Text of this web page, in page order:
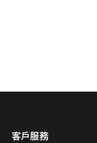
客戶服務